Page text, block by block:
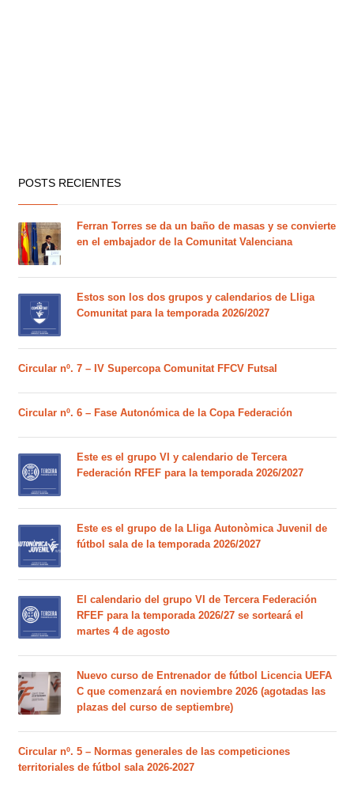
POSTS RECIENTES
Ferran Torres se da un baño de masas y se convierte
en el embajador de la Comunitat Valenciana
Estos son los dos grupos y calendarios de Lliga
Comunitat para la temporada 2026/2027
Circular nº. 7 – IV Supercopa Comunitat FFCV Futsal
Circular nº. 6 – Fase Autonómica de la Copa Federación
Este es el grupo VI y calendario de Tercera
Federación RFEF para la temporada 2026/2027
Este es el grupo de la Lliga Autonòmica Juvenil de
fútbol sala de la temporada 2026/2027
El calendario del grupo VI de Tercera Federación
RFEF para la temporada 2026/27 se sorteará el
martes 4 de agosto
Nuevo curso de Entrenador de fútbol Licencia UEFA
C que comenzará en noviembre 2026 (agotadas las
plazas del curso de septiembre)
Circular nº. 5 – Normas generales de las competiciones
territoriales de fútbol sala 2026-2027